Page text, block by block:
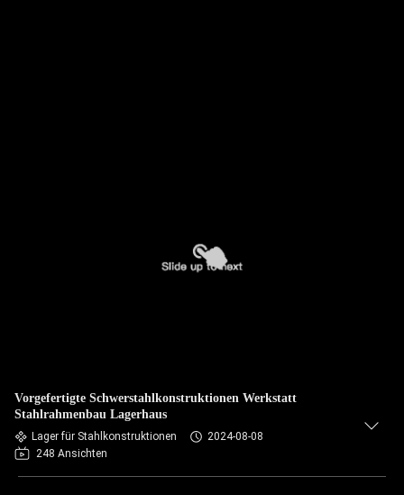
Vorgefertigte Schwerstahlkonstruktionen Werkstatt
Stahlrahmenbau Lagerhaus
Lager für Stahlkonstruktionen
2024-08-08
248 Ansichten